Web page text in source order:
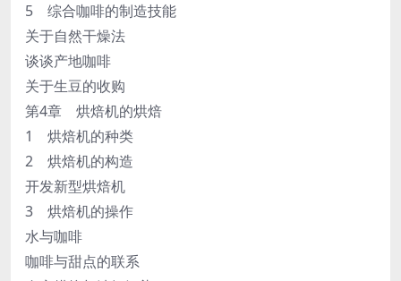
5 综合咖啡的制造技能
关于自然干燥法
谈谈产地咖啡
关于生豆的收购
第4章 烘焙机的烘焙
1 烘焙机的种类
2 烘焙机的构造
开发新型烘焙机
3 烘焙机的操作
水与咖啡
咖啡与甜点的联系